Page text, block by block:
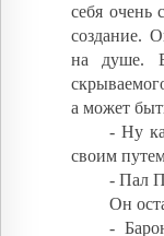
себя очень
создание.
на душе.
а может
- Ну
своим
- Пал
Он
-